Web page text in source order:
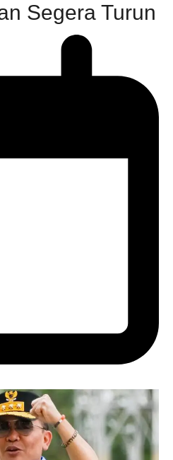
Segera Turun